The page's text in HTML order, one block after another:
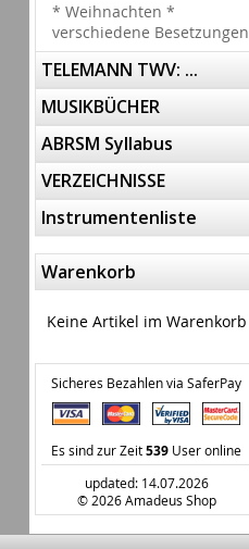
* Weihnachten *
verschiedene Besetzungen
TELEMANN TWV: ...
MUSIKBÜCHER
ABRSM Syllabus
VERZEICHNISSE
Instrumentenliste
Warenkorb
Keine Artikel im Warenkorb
Sicheres Bezahlen via SaferPay
Es sind zur Zeit539 User online
updated: 14.07.2026
© 2026 Amadeus Shop